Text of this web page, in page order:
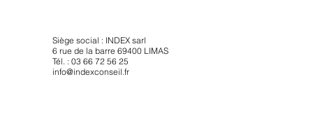
Siège social : INDEX sarl
6 rue de la barre 69400 LIMAS
Tél. : 03 66 72 56 25
info@indexconseil.fr